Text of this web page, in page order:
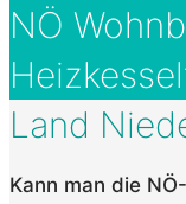
NÖ
Land
Kann man die